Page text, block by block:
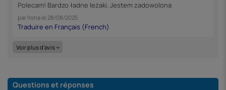
Polecam! Bardzo ładne leżaki. Jestem zadowolona
par Ilona le 28/08/2025
Voir plus d'avis
Questions et réponses